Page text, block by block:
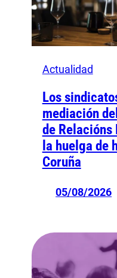
Actualidad
Los
mediación
de
la huelga de
Coruña
05/08/2026